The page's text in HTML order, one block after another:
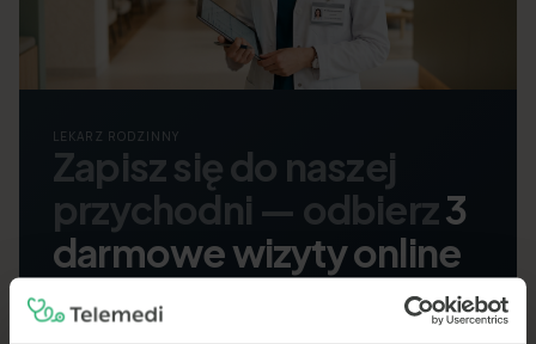
LEKARZ RODZINNY
Zapisz się do naszej
przychodni — odbierz3
darmowe wizyty online
Wybierz naszą przychodnię partnerską jako
swojego lekarza POZ — bezpłatnie na NFZ, bez